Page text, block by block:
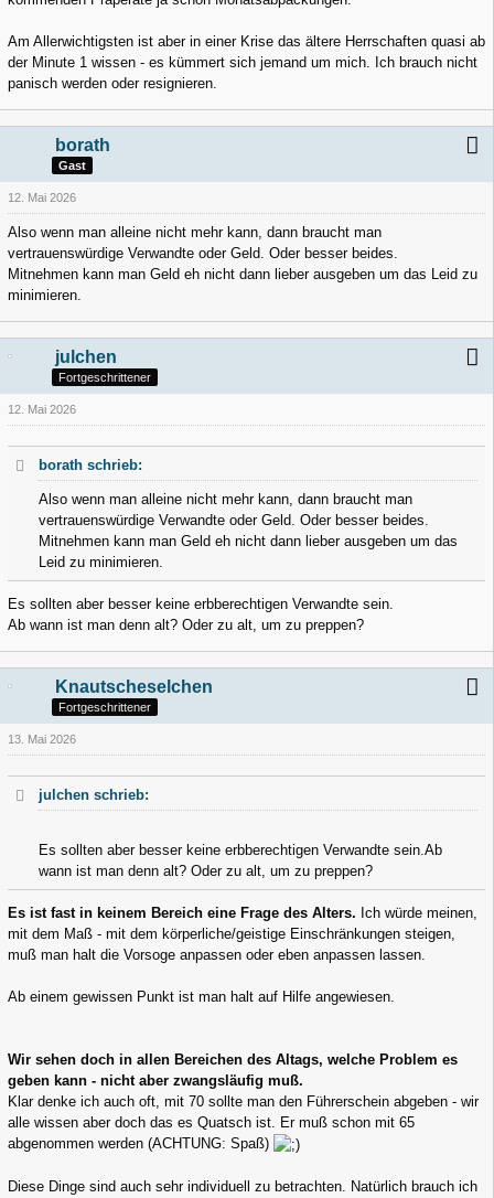
Am Allerwichtigsten ist aber in einer Krise das ältere Herrschaften quasi ab
der Minute 1 wissen - es kümmert sich jemand um mich. Ich brauch nicht
panisch werden oder resignieren.
borath
Gast
12. Mai 2026
Also wenn man alleine nicht mehr kann, dann braucht man
vertrauenswürdige Verwandte oder Geld. Oder besser beides.
Mitnehmen kann man Geld eh nicht dann lieber ausgeben um das Leid zu
minimieren.
julchen
Fortgeschrittener
12. Mai 2026
borath schrieb:
Also wenn man alleine nicht mehr kann, dann braucht man
vertrauenswürdige Verwandte oder Geld. Oder besser beides.
Mitnehmen kann man Geld eh nicht dann lieber ausgeben um das
Leid zu minimieren.
Es sollten aber besser keine erbberechtigen Verwandte sein.
Ab wann ist man denn alt? Oder zu alt, um zu preppen?
Knautscheselchen
Fortgeschrittener
13. Mai 2026
julchen schrieb:
Es sollten aber besser keine erbberechtigen Verwandte sein.Ab
wann ist man denn alt? Oder zu alt, um zu preppen?
Es ist fast in keinem Bereich eine Frage des Alters. Ich würde meinen,
mit dem Maß - mit dem körperliche/geistige Einschränkungen steigen,
muß man halt die Vorsoge anpassen oder eben anpassen lassen.
Ab einem gewissen Punkt ist man halt auf Hilfe angewiesen.
Wir sehen doch in allen Bereichen des Altags, welche Problem es
geben kann - nicht aber zwangsläufig muß.
Klar denke ich auch oft, mit 70 sollte man den Führerschein abgeben - wir
alle wissen aber doch das es Quatsch ist. Er muß schon mit 65
abgenommen werden (ACHTUNG: Spaß)
Diese Dinge sind auch sehr individuell zu betrachten. Natürlich brauch ich